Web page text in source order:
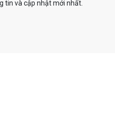
tin và cập nhật mới nhất.